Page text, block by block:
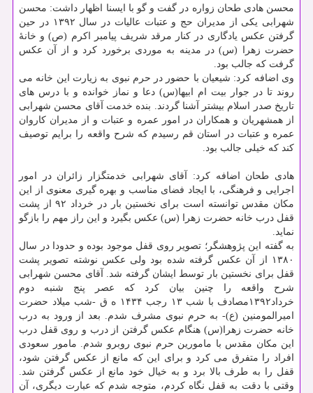
محسن هادی طحان زواره در گفت و گو با ایسنا اظهار داشت: محسن
شهرابی یكی از مدیران حج و عتبات عالیات در سال ۱۳۹۲ در حین
گرفتن عكس یادگاری در كنار مرقد شریف پیامبر اكرم (ص) و خانهٔ
حضرت زهرا (س) در مدینه به موردی برخورد كرد و از آن عكس
گرفت كه جالب بود.
وی اضافه كرد: شیعیان با حضور در حرم نبوی به زیارت این خانه می
روند تا در جوار بیت ام ابیها(س) دعا و نماز خوانده و با درس های
تاریخ صدر اسلام بیشتر آشنا گردند. بنده خدمت آقای محسن شهرابی
از همشهریان و همكاران در امور عمره و عتبات و از مدیران كاروان
عمره و عتبات در استان قم رسیدم كه شرح واقعه را برایم توصیف
كند كه خیلی جالب بود.
هادی طحان اضافه كرد: آقای شهرابی خدمتگزار زائران در امور
اجرایی و فرهنگی، با ایجاد فضای مناسب و بهره گیری معنوی از این
مكان مقدس توانسته است برای نخستین بار در خرداد ۹۲ از پشت
قفل درب خانه حضرت زهرا (س) عكس بگیرد و این راز مهم را بازگو
نماید.
به گفته این پژوهشگر؛ تصویر روی قفل موجود بوده و حدودا در سال
۱۳۸۰ از آن عكس گرفته شده بود ولی عكس نوشته تصویر پشت
قفل برای نخستین بار توسط ایشان گرفته شد. آقای محسن شهرابی
شرح واقعه را چنین بیان كرد كه عصر پنج شنبه دوم
خرداد۱۳۹۲مصادف با شب ۱۳ رجب ۱۴۳۴ ه ق -شب میلاد حضرت
امیرالمومنین (ع)- به حرم نبوی مشرف شدم. بعد از ورود به درب
خانه حضرت زهرا(س) هنگام عكس گرفتن از درب و روی قفل درب
این مكان مقدس با مامورین حرم نبوی روبرو شدم. مامور سعودی
افراد را متفرق می كرد و برای این كه مانع از عكس گرفتن شود،
قفل را به طرف بالا برد و به خیال خود مانع از عكس گرفتن شد.
وقتی با دقت به قفل نگاه كردم، متوجه شدم كه عبارت دیگری، آن